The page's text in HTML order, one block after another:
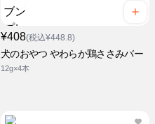
¥408(税込¥448.8)
犬のおやつ やわらか鶏ささみバー
12g×4本